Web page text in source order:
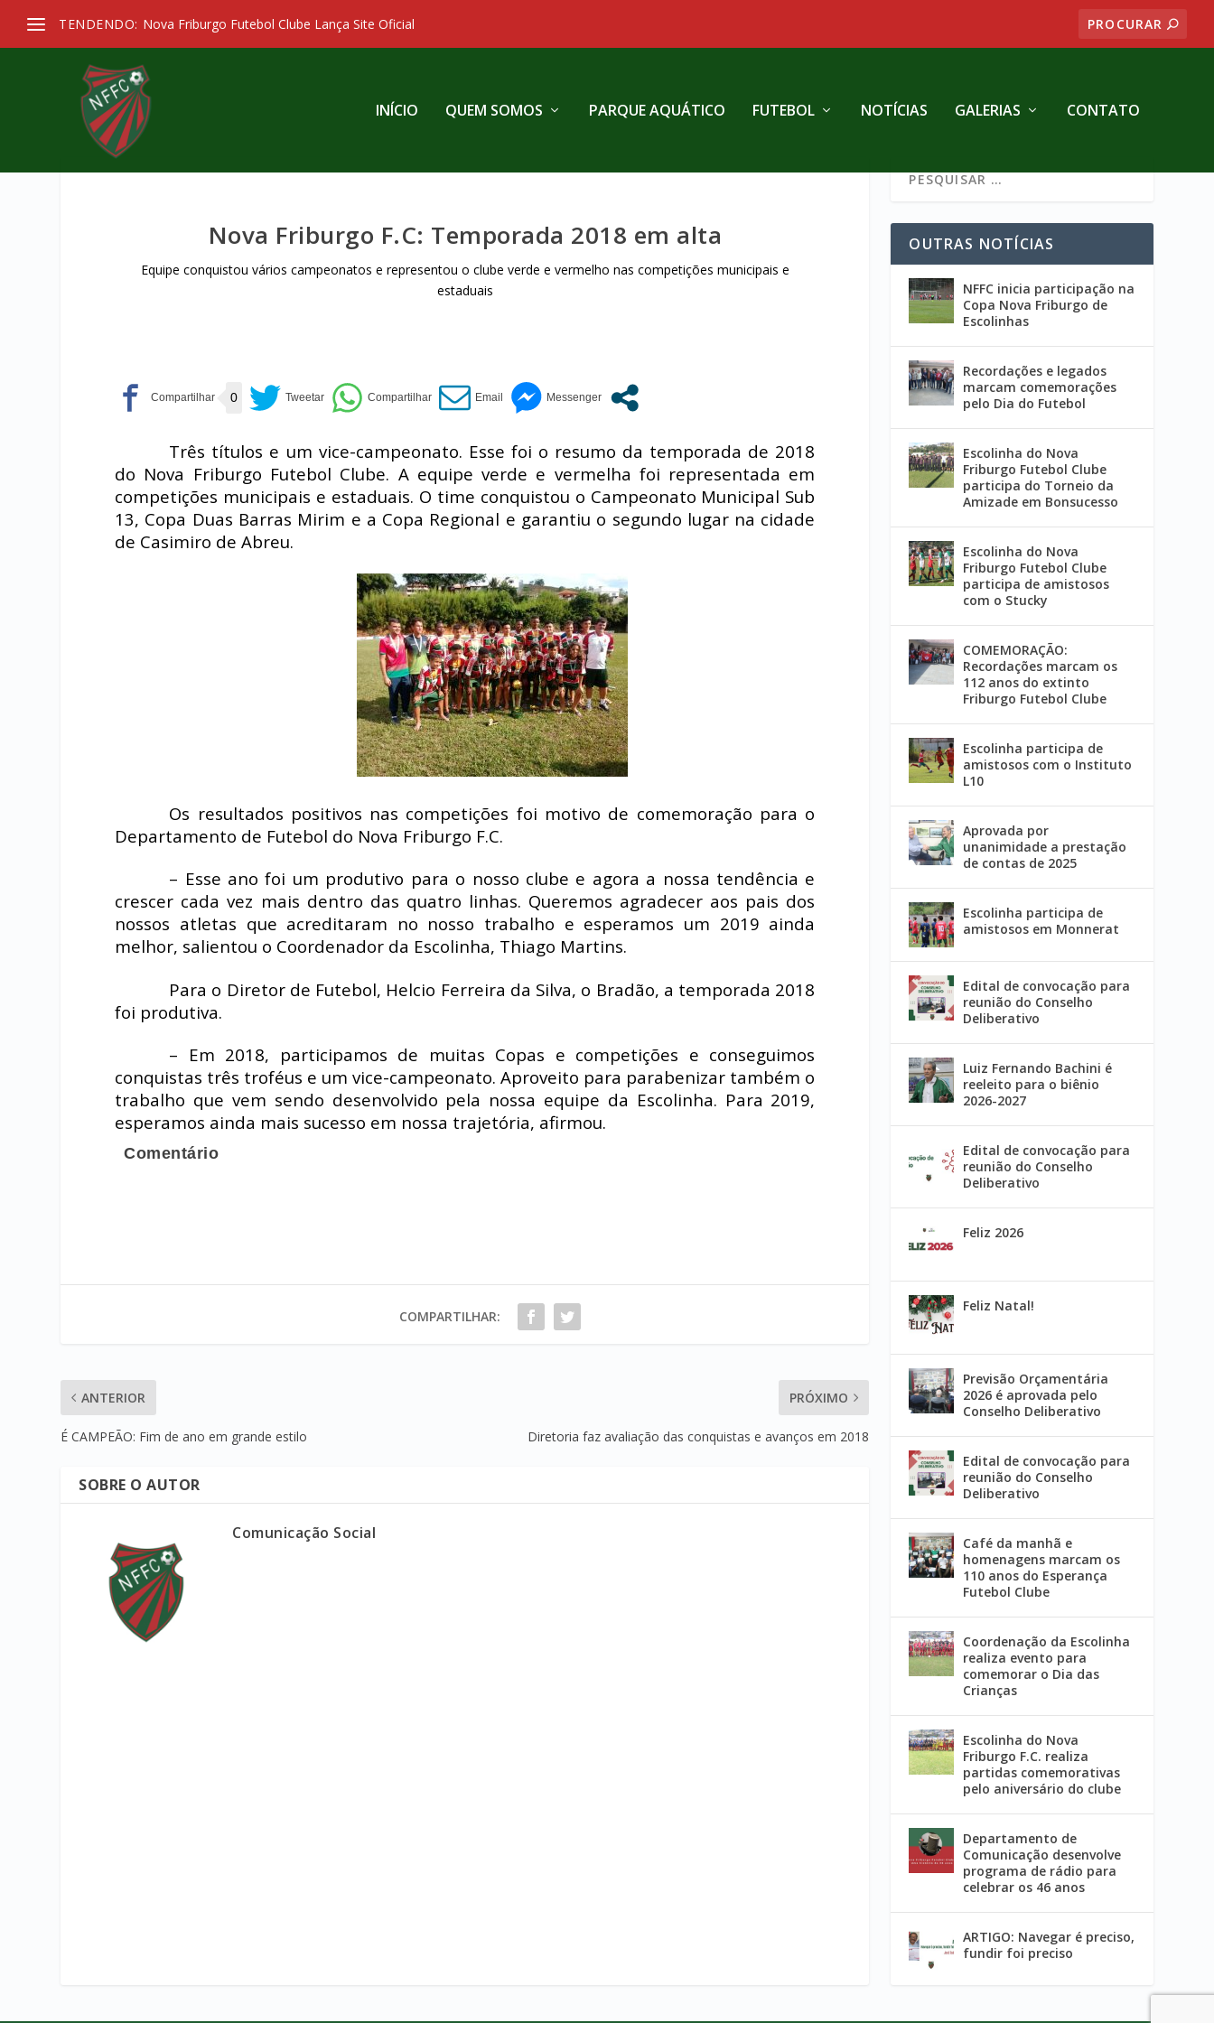
TENDENDO: Nova Friburgo Futebol Clube Lança Site Oficial
INÍCIO QUEM SOMOS PARQUE AQUÁTICO FUTEBOL NOTÍCIAS GALERIAS CONTATO
Nova Friburgo F.C: Temporada 2018 em alta
Equipe conquistou vários campeonatos e representou o clube verde e vermelho nas competições municipais e
estaduais
0
Três títulos e um vice-campeonato. Esse foi o resumo da temporada de 2018
do Nova Friburgo Futebol Clube. A equipe verde e vermelha foi representada em
competições municipais e estaduais. O time conquistou o Campeonato Municipal Sub
13, Copa Duas Barras Mirim e a Copa Regional e garantiu o segundo lugar na cidade
de Casimiro de Abreu.
Os resultados positivos nas competições foi motivo de comemoração para o
Departamento de Futebol do Nova Friburgo F.C.
– Esse ano foi um produtivo para o nosso clube e agora a nossa tendência e
crescer cada vez mais dentro das quatro linhas. Queremos agradecer aos pais dos
nossos atletas que acreditaram no nosso trabalho e esperamos um 2019 ainda
melhor, salientou o Coordenador da Escolinha, Thiago Martins.
Para o Diretor de Futebol, Helcio Ferreira da Silva, o Bradão, a temporada 2018
foi produtiva.
– Em 2018, participamos de muitas Copas e competições e conseguimos
conquistas três troféus e um vice-campeonato. Aproveito para parabenizar também o
trabalho que vem sendo desenvolvido pela nossa equipe da Escolinha. Para 2019,
esperamos ainda mais sucesso em nossa trajetória, afirmou.
Comentário
COMPARTILHAR:
ANTERIOR
É CAMPEÃO: Fim de ano em grande estilo
PRÓXIMO
Diretoria faz avaliação das conquistas e avanços em 2018
SOBRE O AUTOR
Comunicação Social
OUTRAS NOTÍCIAS
NFFC inicia participação na
Copa Nova Friburgo de
Escolinhas
Recordações e legados
marcam comemorações
pelo Dia do Futebol
Escolinha do Nova
Friburgo Futebol Clube
participa do Torneio da
Amizade em Bonsucesso
Escolinha do Nova
Friburgo Futebol Clube
participa de amistosos
com o Stucky
COMEMORAÇÃO:
Recordações marcam os
112 anos do extinto
Friburgo Futebol Clube
Escolinha participa de
amistosos com o Instituto
L10
Aprovada por
unanimidade a prestação
de contas de 2025
Escolinha participa de
amistosos em Monnerat
Edital de convocação para
reunião do Conselho
Deliberativo
Luiz Fernando Bachini é
reeleito para o biênio
2026-2027
Edital de convocação para
reunião do Conselho
Deliberativo
Feliz 2026
Feliz Natal!
Previsão Orçamentária
2026 é aprovada pelo
Conselho Deliberativo
Edital de convocação para
reunião do Conselho
Deliberativo
Café da manhã e
homenagens marcam os
110 anos do Esperança
Futebol Clube
Coordenação da Escolinha
realiza evento para
comemorar o Dia das
Crianças
Escolinha do Nova
Friburgo F.C. realiza
partidas comemorativas
pelo aniversário do clube
Departamento de
Comunicação desenvolve
programa de rádio para
celebrar os 46 anos
ARTIGO: Navegar é preciso,
fundir foi preciso